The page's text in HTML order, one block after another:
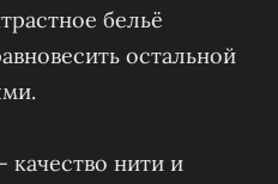
бельё
остальной
качество нити и